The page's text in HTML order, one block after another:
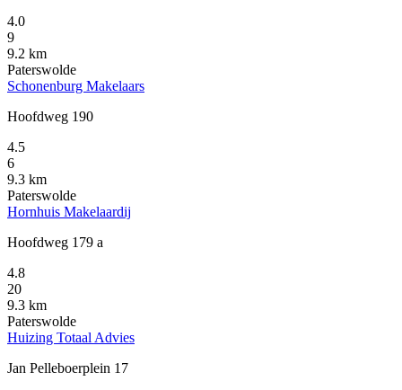
4.0
9
9.2 km
Paterswolde
Schonenburg Makelaars
Hoofdweg 190
4.5
6
9.3 km
Paterswolde
Hornhuis Makelaardij
Hoofdweg 179 a
4.8
20
9.3 km
Paterswolde
Huizing Totaal Advies
Jan Pelleboerplein 17